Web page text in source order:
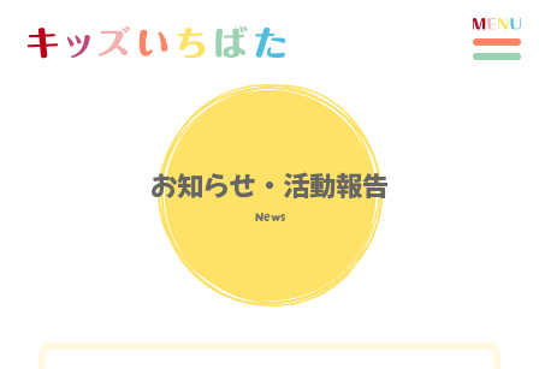
お知らせ・活動報告
News